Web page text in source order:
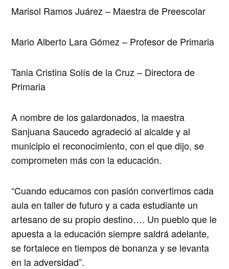
Marisol Ramos Juárez – Maestra de Preescolar
Mario Alberto Lara Gómez – Profesor de Primaria
Tania Cristina Solís de la Cruz – Directora de
Primaria
A nombre de los galardonados, la maestra
Sanjuana Saucedo agradeció al alcalde y al
municipio el reconocimiento, con el que dijo, se
comprometen más con la educación.
“Cuando educamos con pasión convertimos cada
aula en taller de futuro y a cada estudiante un
artesano de su propio destino…. Un pueblo que le
apuesta a la educación siempre saldrá adelante,
se fortalece en tiempos de bonanza y se levanta
en la adversidad”.